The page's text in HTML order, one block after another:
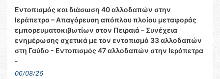
Εντοπισμός και διάσωση 40 αλλοδαπών στην
Ιεράπετρα – Απαγόρευση απόπλου πλοίου μεταφοράς
εμπορευματοκιβωτίων στον Πειραιά – Συνέχεια
ενημέρωσης σχετικά με τον εντοπισμό 33 αλλοδαπών
στη Γαύδο - Εντοπισμός 47 αλλοδαπών στην Ιεράπετρα
-
06/08/26